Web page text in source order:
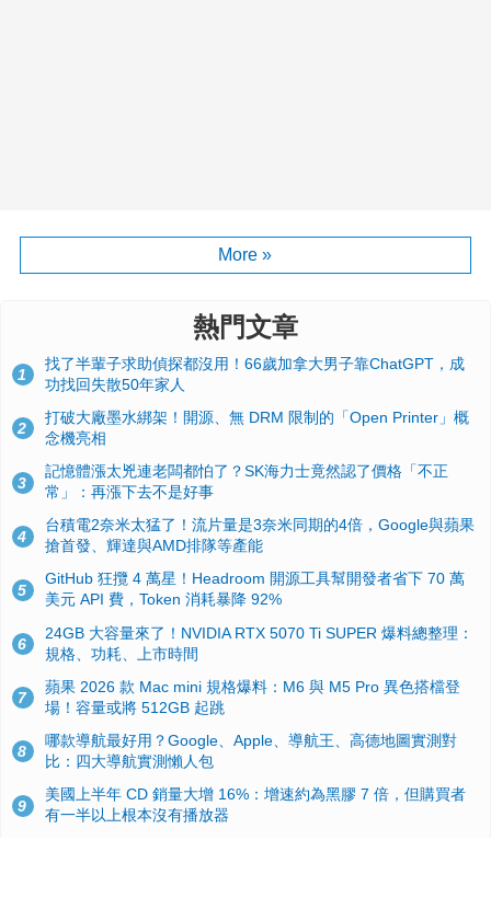
More »
熱門文章
1
找了半輩子求助偵探都沒用！66歲加拿大男子靠ChatGPT，成
功找回失散50年家人
2
打破大廠墨水綁架！開源、無 DRM 限制的「Open Printer」概
念機亮相
3
記憶體漲太兇連老闆都怕了？SK海力士竟然認了價格「不正
常」：再漲下去不是好事
4
台積電2奈米太猛了！流片量是3奈米同期的4倍，Google與蘋果
搶首發、輝達與AMD排隊等產能
5
GitHub 狂攬 4 萬星！Headroom 開源工具幫開發者省下 70 萬
美元 API 費，Token 消耗暴降 92%
6
24GB 大容量來了！NVIDIA RTX 5070 Ti SUPER 爆料總整理：
規格、功耗、上市時間
7
蘋果 2026 款 Mac mini 規格爆料：M6 與 M5 Pro 異色搭檔登
場！容量或將 512GB 起跳
8
哪款導航最好用？Google、Apple、導航王、高德地圖實測對
比：四大導航實測懶人包
9
美國上半年 CD 銷量大增 16%：增速約為黑膠 7 倍，但購買者
有一半以上根本沒有播放器